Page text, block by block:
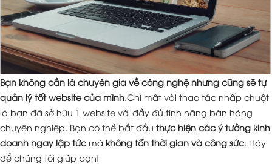
Bạn không cần là chuyên gia về công nghệ nhưng cũng sẽ tự
quản lý tốt website của mình .Chỉ mất vài thao tác nhấp chuột
là bạn đã sở hữu 1 website với đầy đủ tính năng bán hàng
chuyên nghiệp. Bạn có thể bắt đầu thực hiện các ý tưởng kinh
doanh ngay lập tứcmà không tốn thời gian và công sức. Hãy
để chúng tôi giúp bạn!